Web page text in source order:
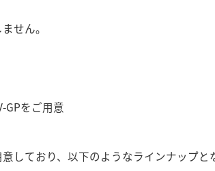
せん。
GPをご用意
しており、以下のようなラインナップと